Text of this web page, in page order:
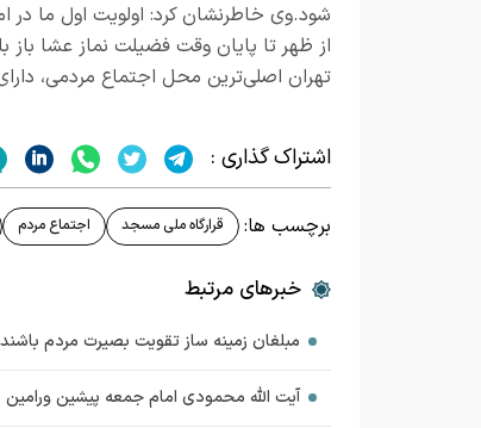
شود.وی خاطرنشان کرد: اولویت اول ما
از ظهر تا پایان وقت فضیلت نماز عشا باز
تهران اصلی‌ترین محل اجتماع مردمی، دارای حدود ۲۰۰ مسجد است که اگر برقرار شوند،
اشتراک گذاری :
برچسب ها: قرارگاه ملی مسجد اجتماع مردم
خبرهای مرتبط
مبلغان زمینه ساز تقویت بصیرت مردم باشند
آیت الله محمودی امام جمعه پیشین